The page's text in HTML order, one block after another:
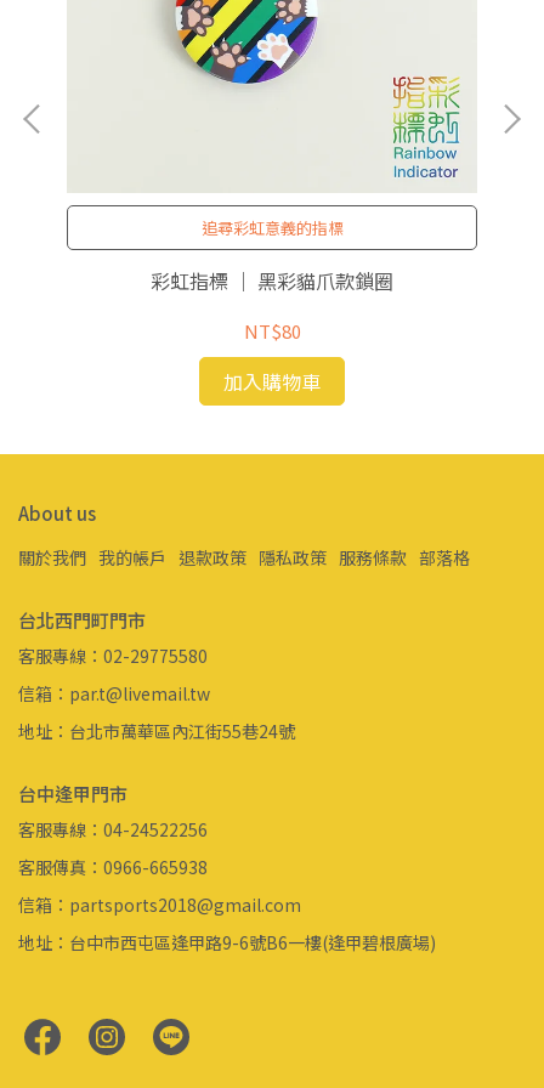
追尋彩虹意義的指標
彩虹指標 ｜ 黑彩貓爪款鎖圈
NT$80
加入購物車
About us
關於我們 我的帳戶 退款政策 隱私政策 服務條款 部落格
台北西門町門市
客服專線：02-29775580
信箱：par.t@livemail.tw
地址：台北市萬華區內江街55巷24號
台中逢甲門市
客服專線：04-24522256
客服傳真：0966-665938
信箱：partsports2018@gmail.com
地址：台中市西屯區逢甲路9-6號B6一樓(逢甲碧根廣場)